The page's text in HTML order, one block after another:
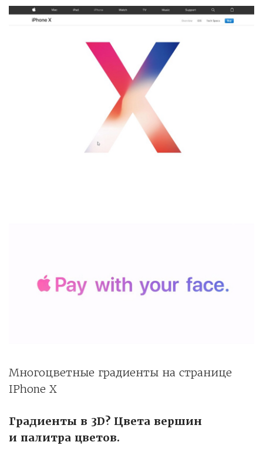
Многоцветные градиенты на странице
IPhone X
Градиенты в 3D? Цвета вершин
и палитра цветов.